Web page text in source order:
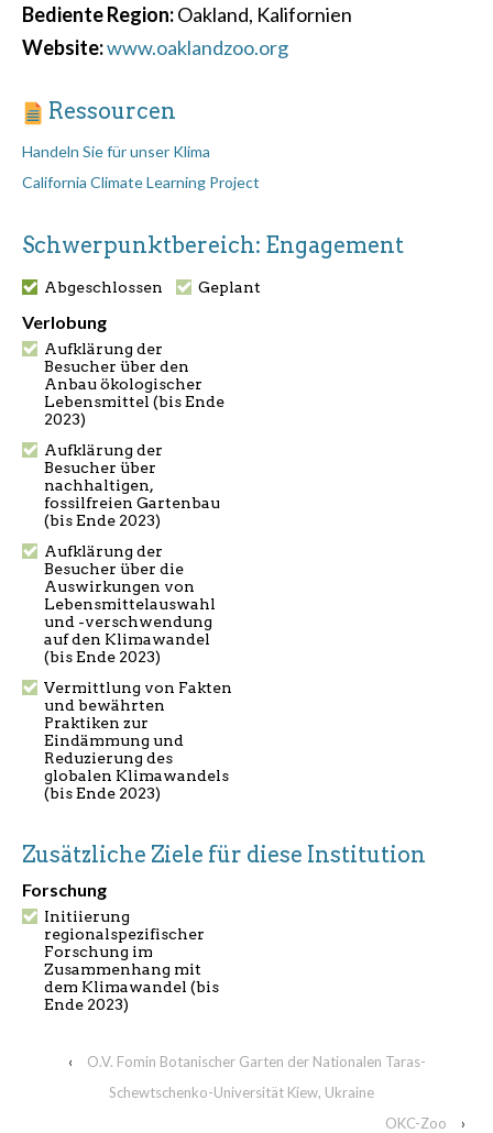
Bediente Region:Oakland, Kalifornien
Website:www.oaklandzoo.org
Ressourcen
Handeln Sie für unser Klima
California Climate Learning Project
Schwerpunktbereich: Engagement
Abgeschlossen Geplant
Verlobung
Aufklärung der
Besucher über den
Anbau ökologischer
Lebensmittel (bis Ende
2023)
Aufklärung der
Besucher über
nachhaltigen,
fossilfreien Gartenbau
(bis Ende 2023)
Aufklärung der
Besucher über die
Auswirkungen von
Lebensmittelauswahl
und -verschwendung
auf den Klimawandel
(bis Ende 2023)
Vermittlung von Fakten
und bewährten
Praktiken zur
Eindämmung und
Reduzierung des
globalen Klimawandels
(bis Ende 2023)
Zusätzliche Ziele für diese Institution
Forschung
Initiierung
regionalspezifischer
Forschung im
Zusammenhang mit
dem Klimawandel (bis
Ende 2023)
‹
O.V. Fomin Botanischer Garten der Nationalen Taras-
Schewtschenko-Universität Kiew, Ukraine
OKC-Zoo
›